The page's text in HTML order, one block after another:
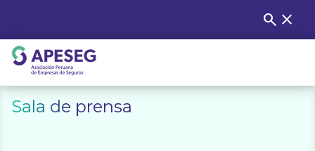
content
Buscar:
search close
APESEG
Sala de prensa